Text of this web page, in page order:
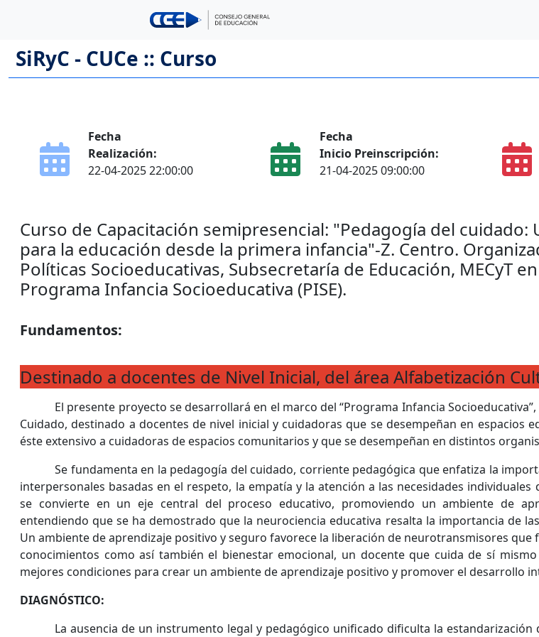
SiRyC - CUCe :: Curso
Fecha
Realización:
22-04-2025 22:00:00
Fecha
Inicio Preinscripción:
21-04-2025 09:00:00
Curso de Capacitación semipresencial: "Pedagogía del
para la educación desde la primera infancia"-Z. Centro.
Políticas Socioeducativas, Subsecretaría de Educación, MECyT
Programa Infancia Socioeducativa (PISE).
Fundamentos:
Destinado a docentes de Nivel Inicial, del área Alfabetización
El presente proyecto se desarrollará en el marco del “Programa Infancia
Cuidado, destinado a docentes de nivel inicial y cuidadoras que se desempeñan en espacios
éste extensivo a cuidadoras de espacios comunitarios y que se desempeñan en distintos
Se fundamenta en la pedagogía del cuidado, corriente pedagógica que enfatiza la
interpersonales basadas en el respeto, la empatía y la atención a las necesidades individuales
se convierte en un eje central del proceso educativo, promoviendo un ambiente de
entendiendo que se ha demostrado que la neurociencia educativa resalta la importancia de
Un ambiente de aprendizaje positivo y seguro favorece la liberación de neurotransmisores que
conocimientos como así también el bienestar emocional, un docente que cuida de sí
mejores condiciones para crear un ambiente de aprendizaje positivo y promover el desarrollo
DIAGNÓSTICO:
La ausencia de un instrumento legal y pedagógico unificado dificulta la estandarización